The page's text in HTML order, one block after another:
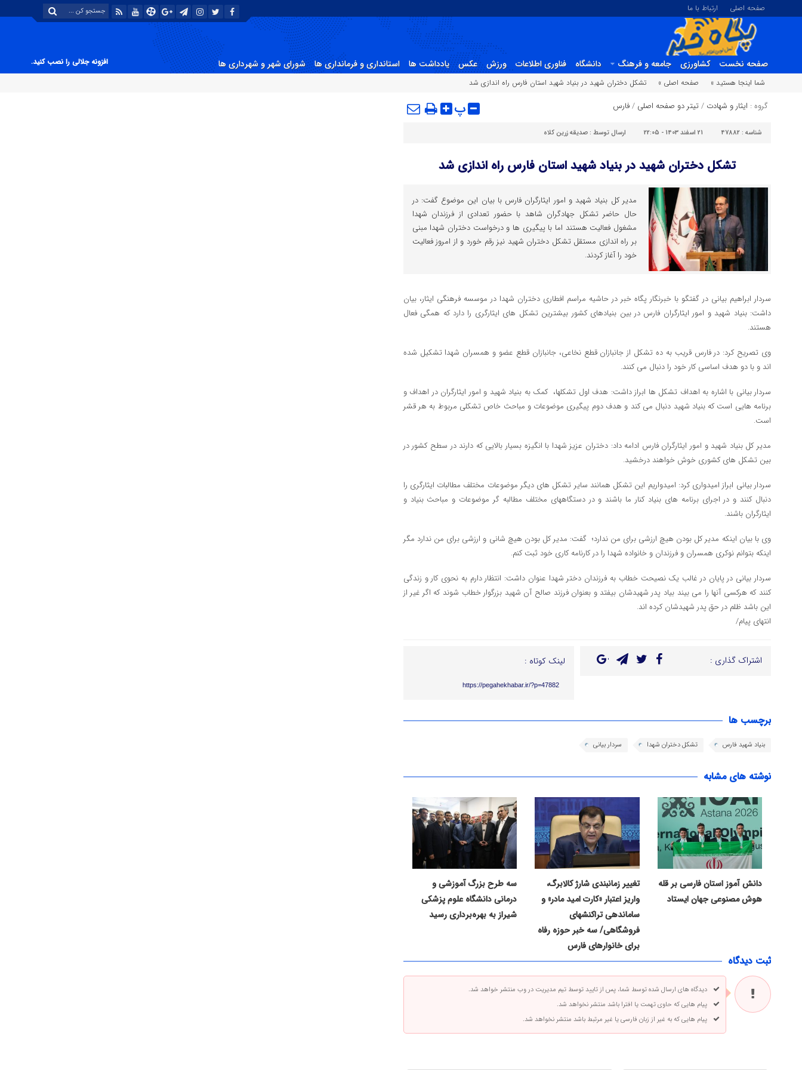
صفحه اصلی ارتباط با ما
صفحه نخست کشاورزی جامعه و فرهنگ دانشگاه فناوری اطلاعات ورزش عکس یادداشت ها استانداری و فرمانداری ها شورای شهر و شهرداری ها
افزونه جلالی را نصب کنید.
شما اینجا هستید »
صفحه اصلی » تشکل دختران شهید در بنیاد شهید استان فارس راه اندازی شد
گروه : ایثار و شهادت /تیتر دو صفحه اصلی /فارس پ
شناسه : 47882 21 اسفند 1403 - 22:05 ارسال توسط : صدیقه زرین کلاه
تشکل دختران شهید در بنیاد شهید استان فارس راه اندازی شد
مدیر کل بنیاد شهید و امور ایثارگران فارس با بیان این موضوع گفت: در
حال حاضر تشکل جهادگران شاهد با حضور تعدادی از فرزندان شهدا
مشغول فعالیت هستند اما با پیگیری ها و درخواست دختران شهدا مبنی
بر راه اندازی مستقل تشکل دختران شهید نیز رقم خورد و از امروز فعالیت
خود را آغاز کردند.
سردار ابراهیم بیانی در گفتگو با خبرنگار پگاه خبر در حاشیه مراسم افطاری دختران شهدا در موسسه فرهنگی ایثار، بیان
داشت: بنیاد شهید و امور ایثارگران فارس در بین بنیادهای کشور بیشترین تشکل های ایثارگری را دارد که همگی فعال
هستند.
وی تصریح کرد: در فارس قریب به ده تشکل از جانبازان قطع نخاعی، جانبازان قطع عضو و همسران شهدا تشکیل شده
اند و با دو هدف اساسی کار خود را دنبال می کنند.
سردار بیانی با اشاره به اهداف تشکل ها ابراز داشت: هدف اول تشکلها، کمک به بنیاد شهید و امور ایثارگران در اهداف و
برنامه هایی است که بنیاد شهید دنبال می کند و هدف دوم پیگیری موضوعات و مباحث خاص تشکلی مربوط به هر قشر
است.
مدیر کل بنیاد شهید و امور ایثارگران فارس ادامه داد: دختران عزیز شهدا با انگیزه بسیار بالایی که دارند در سطح کشور در
بین تشکل های کشوری خوش خواهند درخشید.
سردار بیانی ابراز امیدواری کرد: امیدواریم این تشکل همانند سایر تشکل های دیگر موضوعات مختلف مطالبات ایثارگری را
دنبال کنند و در اجرای برنامه های بنیاد کنار ما باشند و در دستگاههای مختلف مطالبه گر موضوعات و مباحث بنیاد و
ایثارگران باشند.
وی با بیان اینکه مدیر کل بودن هیچ ارزشی برای من ندارد؛ گفت: مدیر کل بودن هیچ شانی و ارزشی برای من ندارد مگر
اینکه بتوانم نوکری همسران و فرزندان و خانواده شهدا را در کارنامه کاری خود ثبت کنم.
سردار بیانی در پایان در غالب یک نصیحت خطاب به فرزندان دختر شهدا عنوان داشت: انتظار دارم به نحوی کار و زندگی
کنند که هرکسی آنها را می بیند بیاد پدر شهیدشان بیفتد و بعنوان فرزند صالح آن شهید بزرگوار خطاب شوند که اگر غیر از
این باشد ظلم در حق پدر شهیدشان کرده اند.
انتهای پیام/
اشتراک گذاری : لینک کوتاه :
https://pegahekhabar.ir/?p=47882
برچسب ها
بنیاد شهید فارس تشکل دختران شهدا سردار بیانی
نوشته های مشابه
دانش آموز استان فارسی بر قله
هوش مصنوعی جهان ایستاد
تغییر زمانبندی شارژ کالابرگ،
واریز اعتبار «کارت امید مادر» و
ساماندهی تراکنشهای
فروشگاهی/ سه خبر حوزه رفاه
برای خانوارهای فارس
سه طرح بزرگ آموزشی و
درمانی دانشگاه علوم پزشکی
شیراز به بهره‌برداری رسید
ثبت دیدگاه
دیدگاه های ارسال شده توسط شما، پس از تایید توسط تیم مدیریت در وب منتشر خواهد شد.
پیام هایی که حاوی تهمت یا افترا باشد منتشر نخواهد شد.
پیام هایی که به غیر از زبان فارسی یا غیر مرتبط باشد منتشر نخواهد شد.